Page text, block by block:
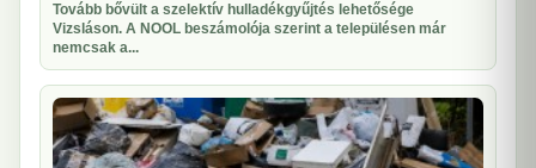
Tovább bővült a szelektív hulladékgyűjtés lehetősége
Vizsláson. A NOOL beszámolója szerint a településen már
nemcsak a...